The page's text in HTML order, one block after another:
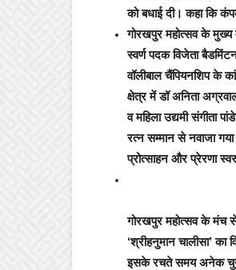
को बधाई दी। कहा कि
गोरखपुर महोत्सव के मुख्य
स्वर्ण पदक विजेता
वॉलीबाल चैंपियनशिप के
क्षेत्र में डॉ अनिता
व महिला उद्यमी संगीता
रत्न सम्मान से नवाजा
प्रोत्साहन और प्रेरणा
गोरखपुर महोत्सव के मंच
‘श्रीहनुमान चालीसा’
इसके रचते समय अनेक